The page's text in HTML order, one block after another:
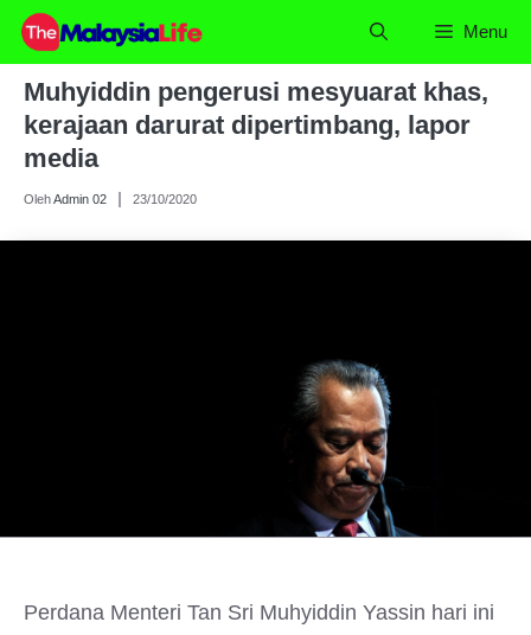
Skip
content
Menu
Muhyiddin pengerusi mesyuarat khas,
kerajaan darurat dipertimbang, lapor
media
OlehAdmin 02 23/10/2020
Perdana Menteri Tan Sri Muhyiddin Yassin hari ini